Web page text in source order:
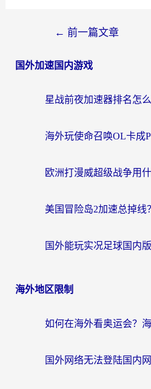
← 前一篇文章
国外加速国内游戏
海外地区限制